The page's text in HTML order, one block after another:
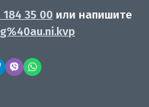
184 35 00 или напишите